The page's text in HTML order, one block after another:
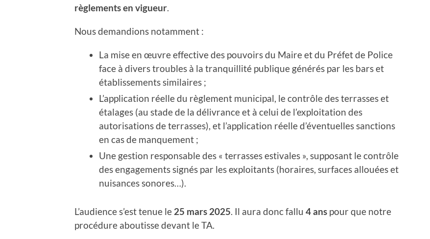
règlements en vigueur
Nous demandions notamment :
La mise en œuvre effective des pouvoirs du Maire et du Préfet de Police
face à divers troubles à la tranquillité publique générés par les bars et
établissements similaires ;
L’application réelle du règlement municipal, le contrôle des terrasses et
étalages (au stade de la délivrance et à celui de l’exploitation des
autorisations de terrasses), et l’application réelle d’éventuelles sanctions
en cas de manquement ;
Une gestion responsable des « terrasses estivales », supposant le contrôle
des engagements signés par les exploitants (horaires, surfaces allouées et
nuisances sonores…).
L’audience s’est tenue le 25 mars 2025 . Il aura donc fallu 4 ans pour que notre
procédure aboutisse devant le TA.